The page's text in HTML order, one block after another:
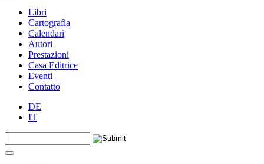
Libri
Cartografia
Calendari
Autori
Prestazioni
Casa Editrice
Eventi
Contatto
DE
IT
Form di ricerca